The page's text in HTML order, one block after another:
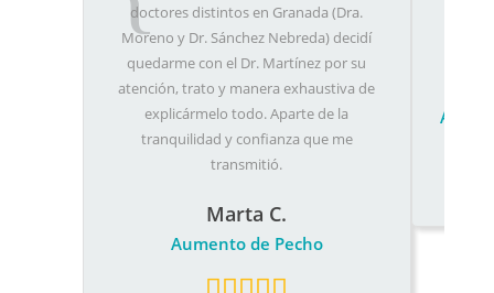
doctores distintos en Granada (Dra.
Moreno y Dr. Sánchez Nebreda) decidí
quedarme con el Dr. Martínez por su
atención, trato y manera exhaustiva de
explicármelo todo. Aparte de la
tranquilidad y confianza que me
transmitió.
Marta C.
Aumento de Pecho